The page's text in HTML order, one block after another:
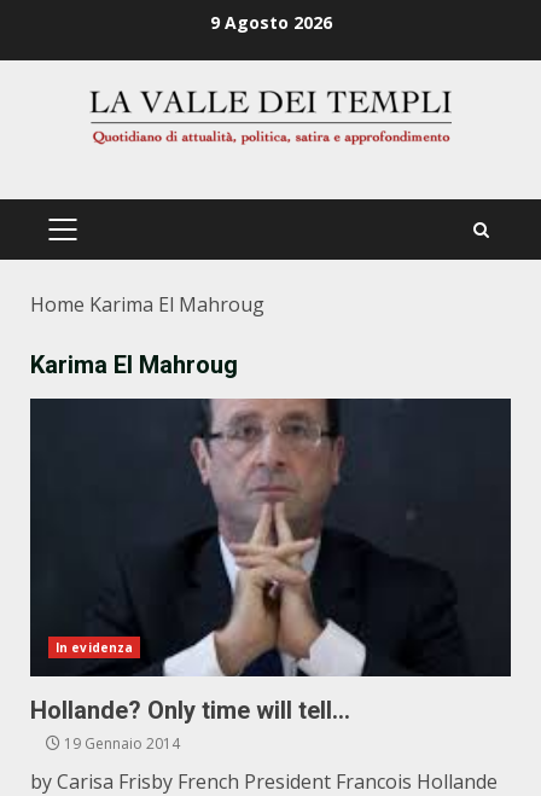
9 Agosto 2026
PRIMÄRES
Home Karima El Mahroug
Karima El Mahroug
In evidenza
Hollande? Only time will tell…
19 Gennaio 2014
by Carisa Frisby French President Francois Hollande